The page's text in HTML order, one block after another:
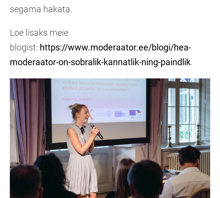
segama hakata.
Loe lisaks meie
blogist: https://www.moderaator.ee/blogi/hea-
moderaator-on-sobralik-kannatlik-ning-paindlik.